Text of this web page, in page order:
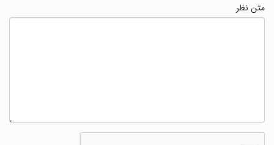
متن نظر